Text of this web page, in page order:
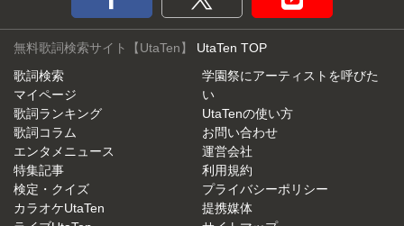
無料歌詞検索サイト【UtaTen】 UtaTen TOP
歌詞検索
マイページ
歌詞ランキング
歌詞コラム
エンタメニュース
特集記事
検定・クイズ
カラオケUtaTen
学園祭にアーティストを呼びた
い
UtaTenの使い方
お問い合わせ
運営会社
利用規約
プライバシーポリシー
提携媒体